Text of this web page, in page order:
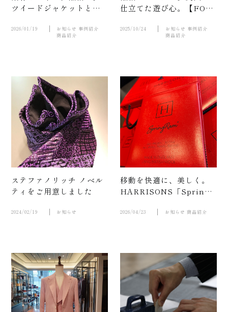
動
画
問
ツイードジャケットとい
2026/01/19 お知らせ 事例紹介
商品紹介
仕立てた遊び心。【FOX
2025/10/24 お知らせ 事例紹介
商品紹介
ステファノリッチ ノベル
ティをご用意しました
2024/02/19 お知らせ
移動を快適に、美しく。
HARRISONS「Spring
2026/04/23 お知らせ 商品紹介